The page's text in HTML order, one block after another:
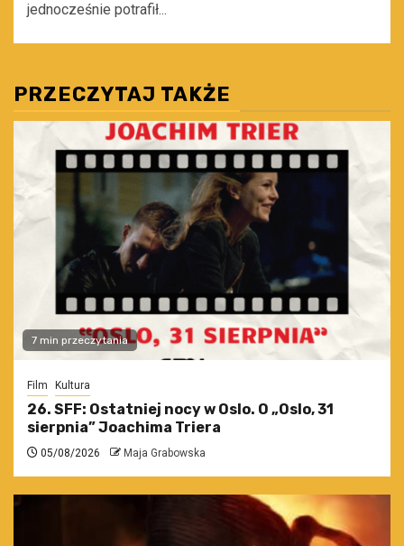
jednocześnie potrafił...
PRZECZYTAJ TAKŻE
7 min przeczytania
Film Kultura
26. SFF: Ostatniej nocy w Oslo. O „Oslo, 31
sierpnia” Joachima Triera
05/08/2026 Maja Grabowska